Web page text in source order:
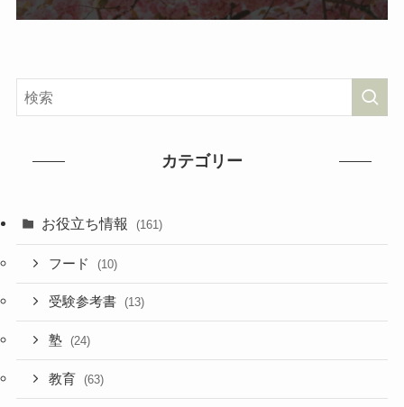
カテゴリー
お役立ち情報 (161)
フード (10)
受験参考書 (13)
塾 (24)
教育 (63)